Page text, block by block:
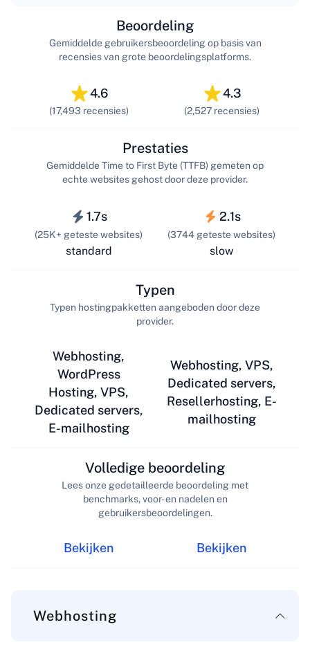
4.6
(17,493 recensies)
Beoordeling
Gemiddelde gebruikersbeoordeling op basis van
recensies van grote beoordelingsplatforms.
4.3
(2,527 recensies)
1.7s
(25K+ geteste websites)
standard
Prestaties
Gemiddelde Time to First Byte (TTFB) gemeten op
echte websites gehost door deze provider.
2.1s
(3744 geteste websites)
slow
Webhosting,
WordPress
Hosting, VPS,
Dedicated servers,
E-mailhosting
Typen
Typen hostingpakketten aangeboden door deze
provider.
Webhosting, VPS,
Dedicated servers,
Resellerhosting, E-
mailhosting
Bekijken
Volledige beoordeling
Lees onze gedetailleerde beoordeling met
benchmarks, voor- en nadelen en
gebruikersbeoordelingen.
Bekijken
Webhosting